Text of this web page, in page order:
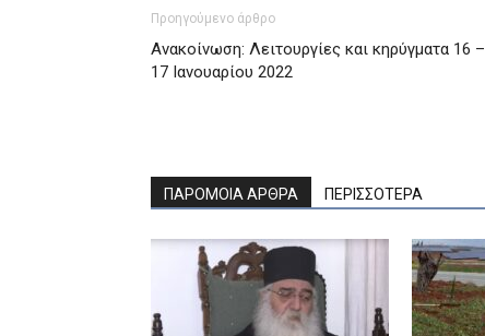
Προηγούμενο άρθρο
Ανακοίνωση: Λειτουργίες και κηρύγματα 16 –
17 Ιανουαρίου 2022
ΠΑΡΟΜΟΙΑ ΑΡΘΡΑ ΠΕΡΙΣΣΟΤΕΡΑ